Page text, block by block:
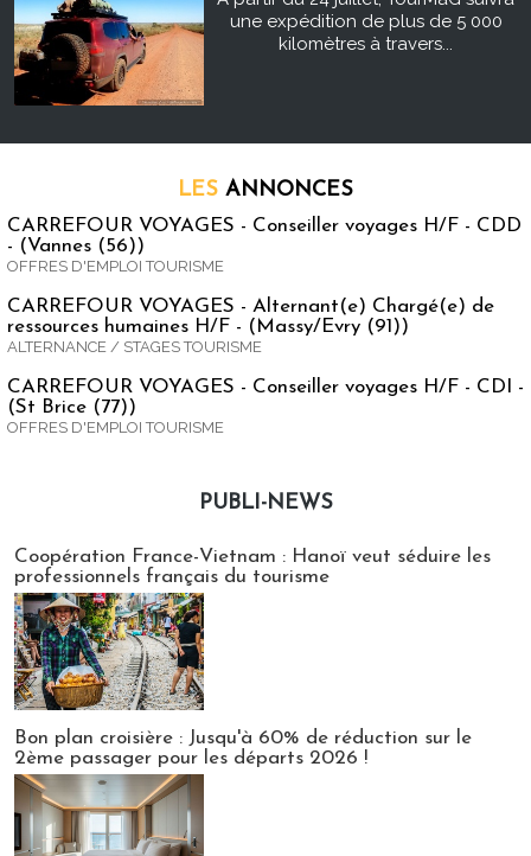
une expédition de plus de 5 000
kilomètres à travers...
LES ANNONCES
CARREFOUR VOYAGES - Conseiller voyages H/F - CDD
- (Vannes (56))
OFFRES D'EMPLOI TOURISME
CARREFOUR VOYAGES - Alternant(e) Chargé(e) de
ressources humaines H/F - (Massy/Evry (91))
ALTERNANCE / STAGES TOURISME
CARREFOUR VOYAGES - Conseiller voyages H/F - CDI -
(St Brice (77))
OFFRES D'EMPLOI TOURISME
PUBLI-NEWS
Coopération France-Vietnam : Hanoï veut séduire les
professionnels français du tourisme
Bon plan croisière : Jusqu'à 60% de réduction sur le
2ème passager pour les départs 2026 !